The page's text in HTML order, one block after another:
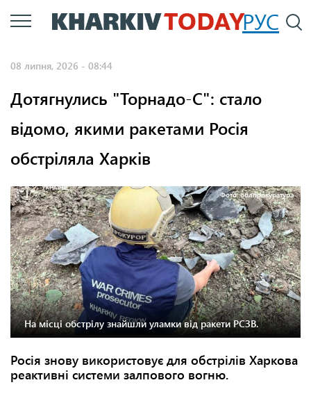
Перейти
до
РУС
08 липня, 2026 - 08:44
Дотягнулись "Торнадо-С": стало
відомо, якими ракетами Росія
обстріляла Харків
Фото: облпрокуратура
На місці обстрілу знайшли уламки від ракети РСЗВ.
Росія знову використовує для обстрілів Харкова
реактивні системи залпового вогню.